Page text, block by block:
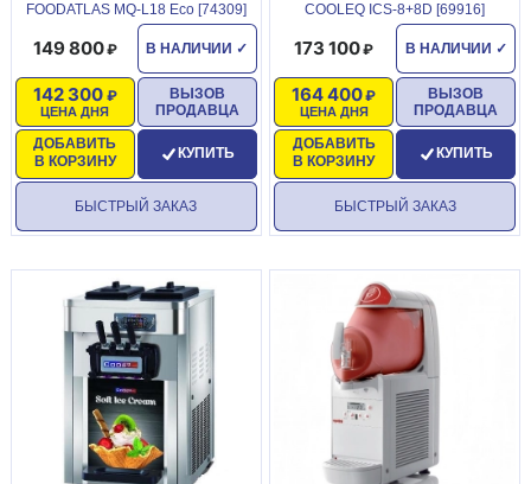
FOODATLAS MQ-L18 Eco [74309]
В НАЛИЧИИ ✓
149 800
ЦЕНА ДНЯ
142 300
ДОБАВИТЬ
В КОРЗИНУ
ВЫЗОВ
ПРОДАВЦА
КУПИТЬ
БЫСТРЫЙ ЗАКАЗ
COOLEQ ICS-8+8D [69916]
В НАЛИЧИИ ✓
173 100
ЦЕНА ДНЯ
164 400
ДОБАВИТЬ
В КОРЗИНУ
ВЫЗОВ
ПРОДАВЦА
КУПИТЬ
БЫСТРЫЙ ЗАКАЗ